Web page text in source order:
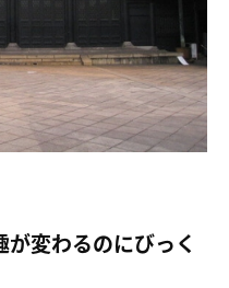
変わるのにびっく